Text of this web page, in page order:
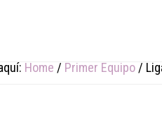
Home / Primer Equipo /